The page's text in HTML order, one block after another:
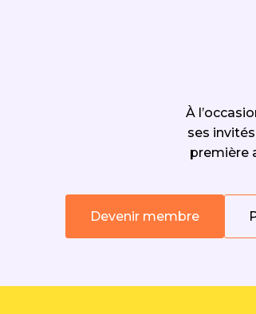
À
ses
première
Devenir membre